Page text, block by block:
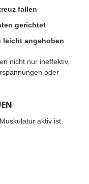
fallen
gerichtet
leicht angehoben
nicht nur ineffektiv,
oder
aktiv ist.